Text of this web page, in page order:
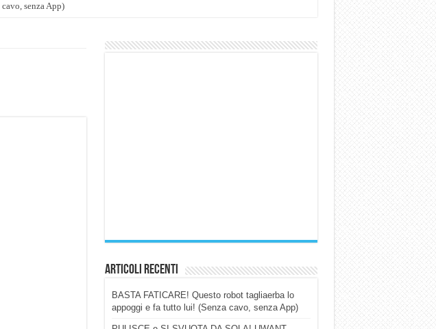
senza App)
Articoli Recenti
BASTA FATICARE! Questo robot tagliaerba lo
appoggi e fa tutto lui! (Senza cavo, senza App)